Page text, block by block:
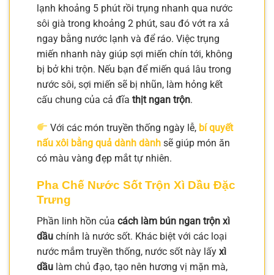
lạnh khoảng 5 phút rồi trụng nhanh qua nước
sôi già trong khoảng 2 phút, sau đó vớt ra xả
ngay bằng nước lạnh và để ráo. Việc trụng
miến nhanh này giúp sợi miến chín tới, không
bị bở khi trộn. Nếu bạn để miến quá lâu trong
nước sôi, sợi miến sẽ bị nhũn, làm hỏng kết
cấu chung của cả đĩa thịt ngan trộn.
Với các món truyền thống ngày lễ, bí quyết
nấu xôi bằng quả dành dành sẽ giúp món ăn
có màu vàng đẹp mắt tự nhiên.
Pha Chế Nước Sốt Trộn Xì Dầu Đặc
Trưng
Phần linh hồn của cách làm bún ngan trộn xì
dầu chính là nước sốt. Khác biệt với các loại
nước mắm truyền thống, nước sốt này lấy xì
dầu làm chủ đạo, tạo nên hương vị mặn mà,